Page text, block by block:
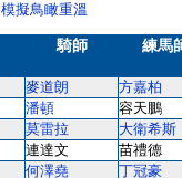
模擬鳥瞰重溫
騎師 練馬
麥道朗 方嘉柏
潘頓 容天鵬
莫雷拉 大衛希斯
連達文 苗禮德
何澤堯 丁冠豪